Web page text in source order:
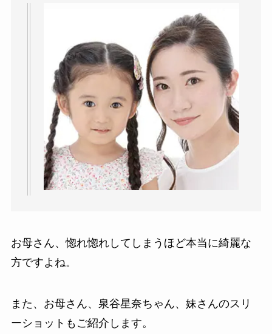
お母さん、惚れ惚れしてしまうほど本当に綺麗な
方ですよね。
また、お母さん、泉谷星奈ちゃん、妹さんのスリ
ーショットもご紹介します。